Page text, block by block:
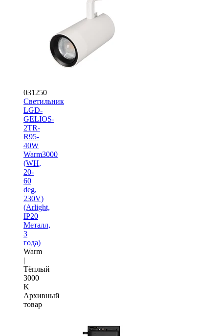
031250
Светильник
LGD-
GELIOS-
2TR-
R95-
40W
Warm3000
(WH,
20-
60
deg,
230V)
(Arlight,
IP20
Металл,
3
года)
Warm
|
Тёплый
3000
K
Архивный
товар